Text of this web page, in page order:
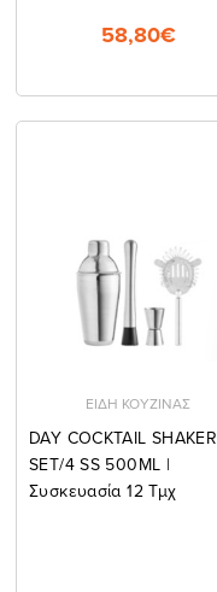
58,80€
ΕΙΔΗ ΚΟΥΖΙΝΑΣ
DAY COCKTAIL SHAKER
SET/4 SS 500ML |
Συσκευασία 12 Τμχ